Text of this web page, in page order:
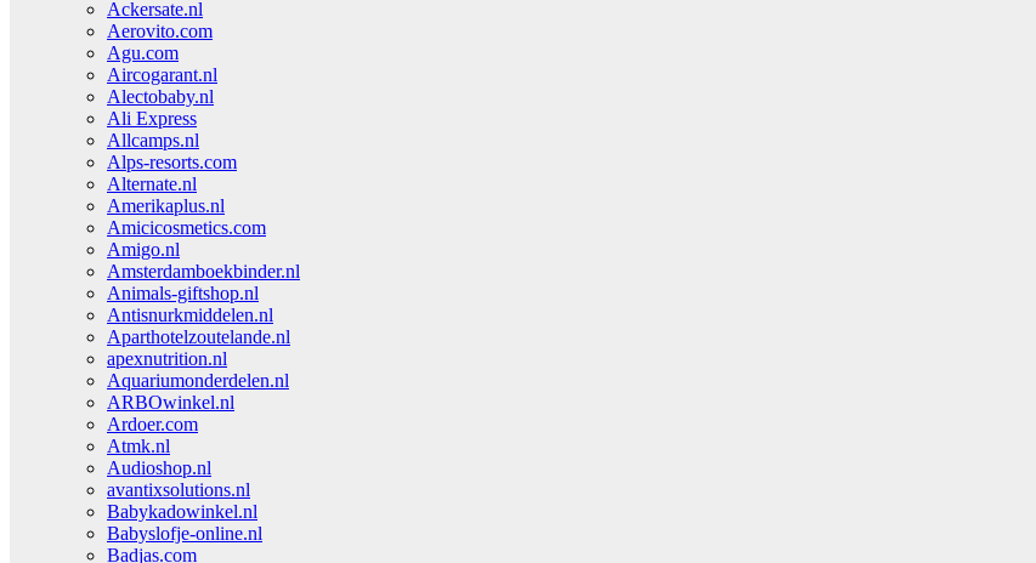
Ackersate.nl
Aerovito.com
Agu.com
Aircogarant.nl
Alectobaby.nl
Ali Express
Allcamps.nl
Alps-resorts.com
Alternate.nl
Amerikaplus.nl
Amicicosmetics.com
Amigo.nl
Amsterdamboekbinder.nl
Animals-giftshop.nl
Antisnurkmiddelen.nl
Aparthotelzoutelande.nl
apexnutrition.nl
Aquariumonderdelen.nl
ARBOwinkel.nl
Ardoer.com
Atmk.nl
Audioshop.nl
avantixsolutions.nl
Babykadowinkel.nl
Babyslofje-online.nl
Badjas.com